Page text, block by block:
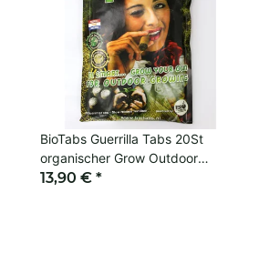
BioTabs Guerrilla Tabs 20St
organischer Grow Outdoor
Dünger
13,90 € *